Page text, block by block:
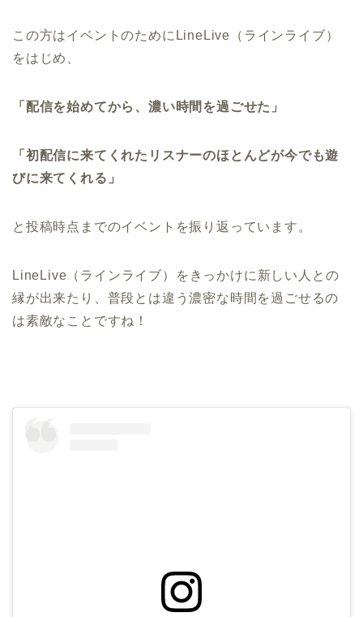
この方はイベントのためにLineLive（ラインライブ）
をはじめ、
「配信を始めてから、濃い時間を過ごせた」
「初配信に来てくれたリスナーのほとんどが今でも遊
びに来てくれる」
と 投稿時点までのイベントを振り返っています。
LineLive（ラインライブ）をきっかけに新しい人との
縁が出来たり、普段とは違う濃密な時間を過ごせるの
は素敵なことですね！